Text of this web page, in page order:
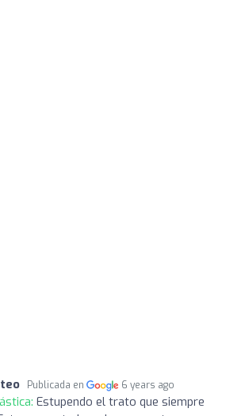
Publicada en 6 years ago
Estupendo el trato que siempre